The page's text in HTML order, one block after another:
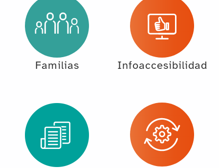
Familias Infoaccesibilidad